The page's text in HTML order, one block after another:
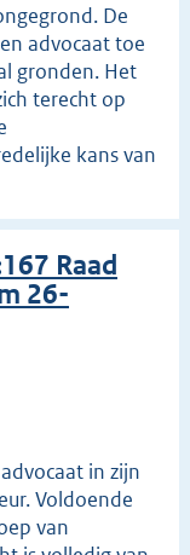
De
advocaat toe
gronden. Het
terecht op
kans van
Raad
26-
in zijn
Voldoende
van